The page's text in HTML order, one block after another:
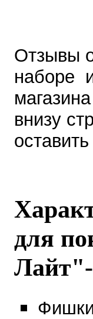
Отзывы
наборе
внизу
для